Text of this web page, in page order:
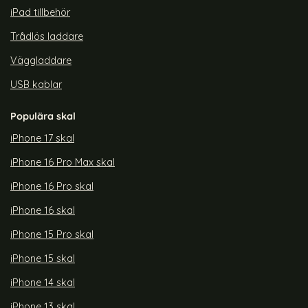
iPad tillbehör
Trådlös laddare
Väggladdare
USB kablar
Populära skal
iPhone 17 skal
iPhone 16 Pro Max skal
iPhone 16 Pro skal
iPhone 16 skal
iPhone 15 Pro skal
iPhone 15 skal
iPhone 14 skal